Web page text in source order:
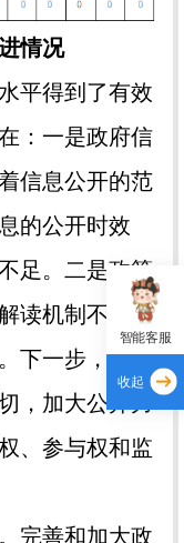
情况
平得到了有效
：一是政府信
信息公开的范
的公开时效
足。二是政策
读机制不健
下一步，我局
，加大公开力
、参与权和监
完善和加大政
智能客服
收起